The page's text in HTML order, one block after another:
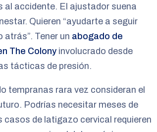
al accidente. El ajustador suena
Quieren “ayudarte a seguir
atrás”. Tener un abogado de
The Colony involucrado desde
tácticas de presión.
tempranas rara vez consideran el
Podrías necesitar meses de
casos de latigazo cervical requieren